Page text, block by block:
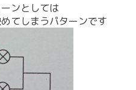
ンとしては
てしまうパターンです